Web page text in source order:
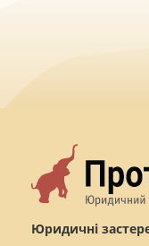
Юридичні